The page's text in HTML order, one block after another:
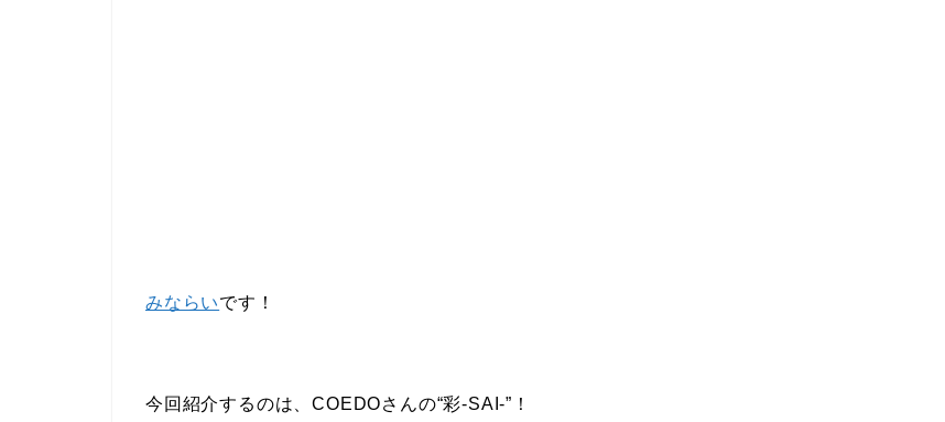
みならいです！
今回紹介するのは、COEDOさんの“彩-SAI-”！